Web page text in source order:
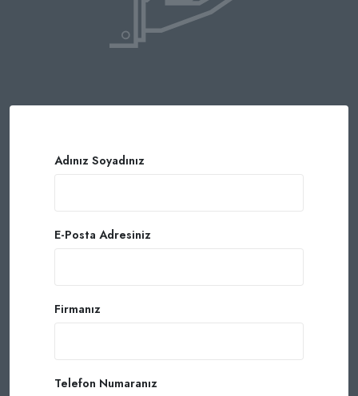
Adınız Soyadınız
E-Posta Adresiniz
Firmanız
Telefon Numaranız